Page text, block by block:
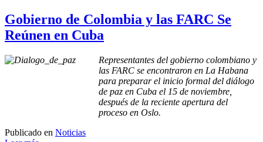
Gobierno de Colombia y las FARC Se
Reúnen en Cuba
Representantes del gobierno colombiano y
las FARC se encontraron en La Habana
para preparar el inicio formal del diálogo
de paz en Cuba el 15 de noviembre,
después de la reciente apertura del
proceso en Oslo.
Publicado en Noticias